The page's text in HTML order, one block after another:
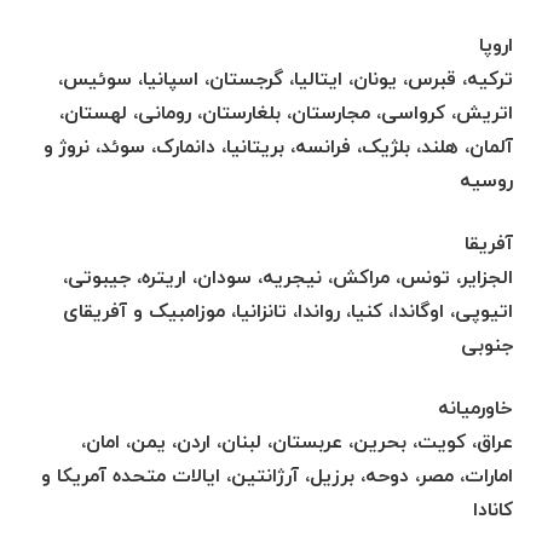
اروپا
ترکیه، قبرس، یونان، ایتالیا، گرجستان، اسپانیا، سوئیس،
اتریش، کرواسی، مجارستان، بلغارستان، رومانی، لهستان،
آلمان، هلند، بلژیک، فرانسه، بریتانیا، دانمارک، سوئد، نروژ و
روسیه
آفریقا
الجزایر، تونس، مراکش، نیجریه، سودان، اریتره، جیبوتی،
اتیوپی، اوگاندا، کنیا، رواندا، تانزانیا، موزامبیک و آفریقای
جنوبی
خاورمیانه
عراق، کویت، بحرین، عربستان، لبنان، اردن، یمن، امان،
امارات، مصر، دوحه، برزیل، آرژانتین، ایالات متحده آمریکا و
کانادا